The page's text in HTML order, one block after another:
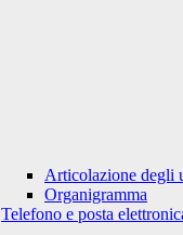
Articolazione degli
Organigramma
Telefono e posta